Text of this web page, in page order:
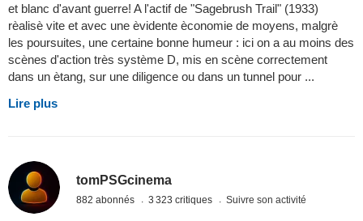
et blanc d'avant guerre! A l'actif de "Sagebrush Trail" (1933)
rèalisè vite et avec une èvidente èconomie de moyens, malgrè
les poursuites, une certaine bonne humeur : ici on a au moins des
scènes d'action très système D, mis en scène correctement
dans un ètang, sur une diligence ou dans un tunnel pour ...
Lire plus
tomPSGcinema
882 abonnés 3 323 critiques Suivre son activité